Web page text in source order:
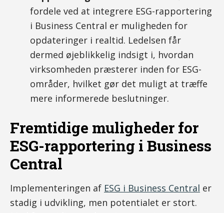
fordele ved at integrere ESG-rapportering
i Business Central er muligheden for
opdateringer i realtid. Ledelsen får
dermed øjeblikkelig indsigt i, hvordan
virksomheden præsterer inden for ESG-
områder, hvilket gør det muligt at træffe
mere informerede beslutninger.
Fremtidige muligheder for
ESG-rapportering i Business
Central
Implementeringen af ESG i Business Central er
stadig i udvikling, men potentialet er stort.